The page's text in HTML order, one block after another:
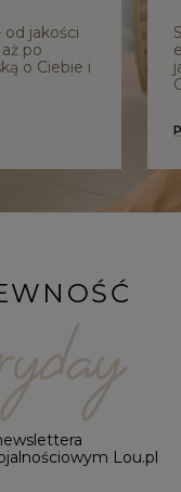
jakości
po
o Ciebie i
Lou.pl